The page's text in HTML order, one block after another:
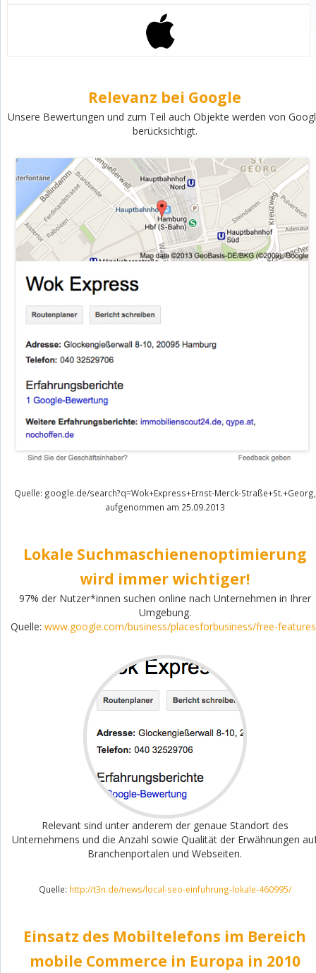
Relevanz bei Google
Unsere Bewertungen und zum Teil auch Objekte werden von
berücksichtigt.
Quelle: google.de/search?q=Wok+Express+Ernst-Merck-Straße+St.+Georg,
aufgenommen am 25.09.2013
Lokale Suchmaschienenoptimierung
wird immer wichtiger!
97% der Nutzer*innen suchen online nach Unternehmen in Ihrer
Umgebung.
Quelle: www.google.com/business/placesforbusiness/free-
Relevant sind unter anderem der genaue Standort des
Unternehmens und die Anzahl sowie Qualität der Erwähnungen
Branchenportalen und Webseiten.
Quelle: http://t3n.de/news/local-seo-einfuhrung-lokale-460995/
Einsatz des Mobiltelefons im Bereich
mobile Commerce in Europa in 2010